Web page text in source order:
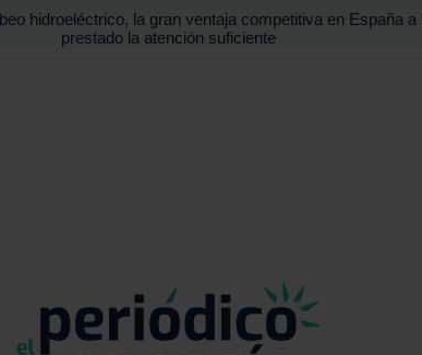
hidroeléctrico, la gran ventaja competitiva en España a
prestado la atención suficiente